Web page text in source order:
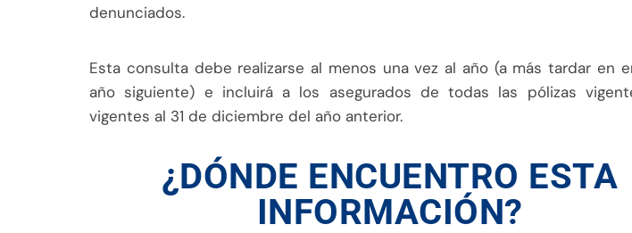
denunciados.
Esta consulta debe realizarse al menos una vez al año (a más tardar en
año siguiente) e incluirá a los asegurados de todas las pólizas
vigentes al 31 de diciembre del año anterior.
¿DÓNDE ENCUENTRO ESTA
INFORMACIÓN?